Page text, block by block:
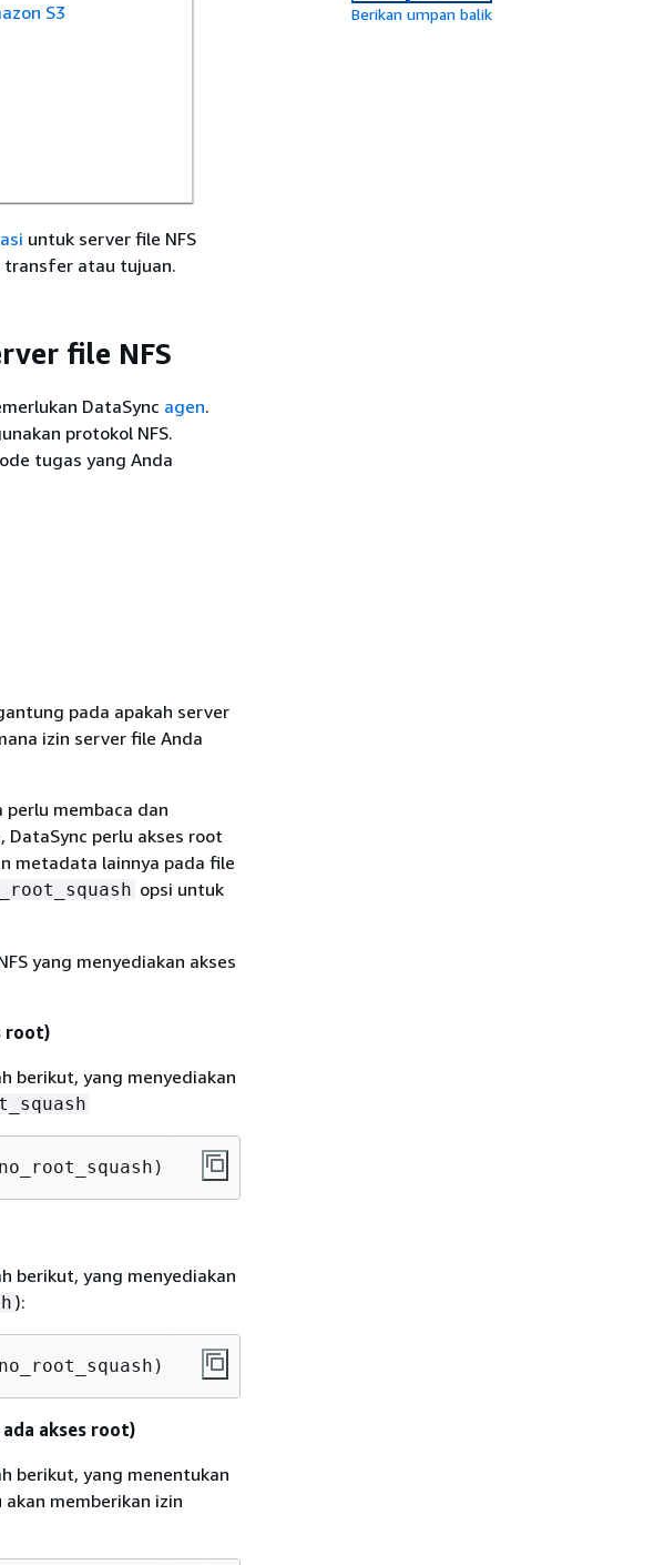
S3
untuk server file NFS
transfer atau tujuan.
file NFS
DataSync agen.
protokol NFS.
tugas yang Anda
pada apakah server
izin server file Anda
perlu membaca dan
perlu akses root
metadata lainnya pada file
opsi untuk
yang menyediakan akses
root)
berikut, yang menyediakan
berikut, yang menyediakan
):
akses root)
berikut, yang menentukan
akan memberikan izin
Berikan umpan balik